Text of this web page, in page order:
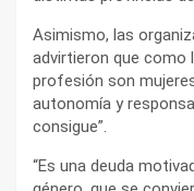
Asimismo, las
advirtieron que como
profesión son
autonomía y
consigue”.
“Es una deuda